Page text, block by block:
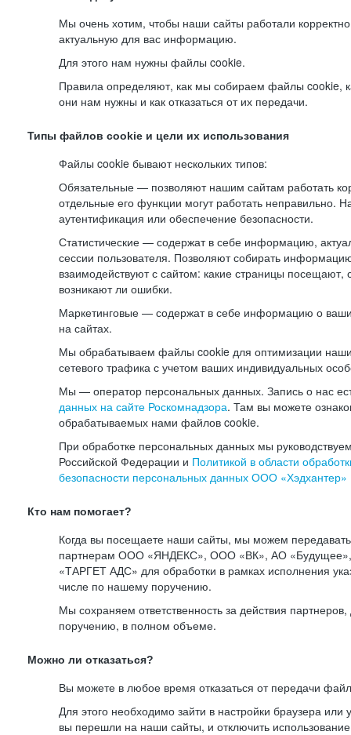
Мы очень хотим, чтобы наши сайты работали
актуальную для вас информацию.
Для этого нам нужны файлы cookie.
Правила определяют, как мы собираем файлы cookie,
они нам нужны и как отказаться от их передачи.
Типы файлов cookie и цели их использования
Файлы cookie бывают нескольких типов:
Обязательные — позволяют нашим сайтам работать
отдельные его функции могут работать неправильно.
аутентификация или обеспечение безопасности.
Статистические — содержат в себе информацию,
сессии пользователя. Позволяют собирать
взаимодействуют с сайтом: какие страницы посещают,
возникают ли ошибки.
Маркетинговые — содержат в себе информацию о
на сайтах.
Мы обрабатываем файлы cookie для оптимизации
сетевого трафика с учетом ваших индивидуальных
Мы — оператор персональных данных. Запись о нас
данных на сайте Роскомнадзора. Там вы можете
обрабатываемых нами файлов cookie.
При обработке персональных данных мы
Российской Федерации и Политикой в области
безопасности персональных данных ООО «Хэдхантер»
Кто нам помогает?
Когда вы посещаете наши сайты, мы можем
партнерам ООО «ЯНДЕКС», ООО «ВК», АО
«ТАРГЕТ АДС» для обработки в рамках исполнения
числе по нашему поручению.
Мы сохраняем ответственность за действия
поручению, в полном объеме.
Можно ли отказаться?
Вы можете в любое время отказаться от передачи
Для этого необходимо зайти в настройки браузера или
вы перешли на наши сайты, и отключить